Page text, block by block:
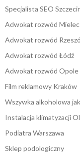
Specjalista SEO
Adwokat rozwód Mielec
Adwokat rozwód
Adwokat rozwód Łódź
Adwokat rozwód Opole
Film reklamowy Kraków
Wszywka alkoholowa
Instalacja klimatyzacji
Podiatra Warszawa
Sklep podologiczny